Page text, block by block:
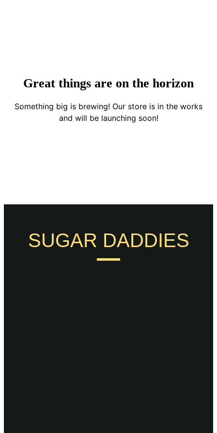
Great things are on the horizon
Something big is brewing! Our store is in the works
and will be launching soon!
SUGAR DADDIES